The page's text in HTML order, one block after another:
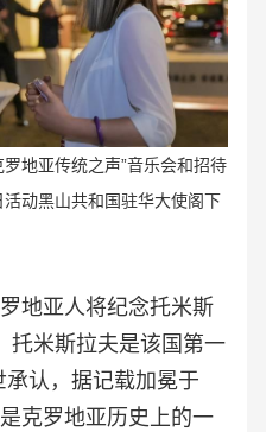
罗地亚传统之声”音乐会和招待
动黑山共和国驻华大使阁下
地亚人将纪念托米斯
托米斯拉夫是该国第一
认，据记载加冕于
克罗地亚历史上的一